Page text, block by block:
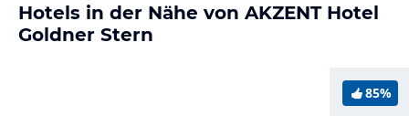
Hotels in der Nähe von AKZENT Hotel
Goldner Stern
85%